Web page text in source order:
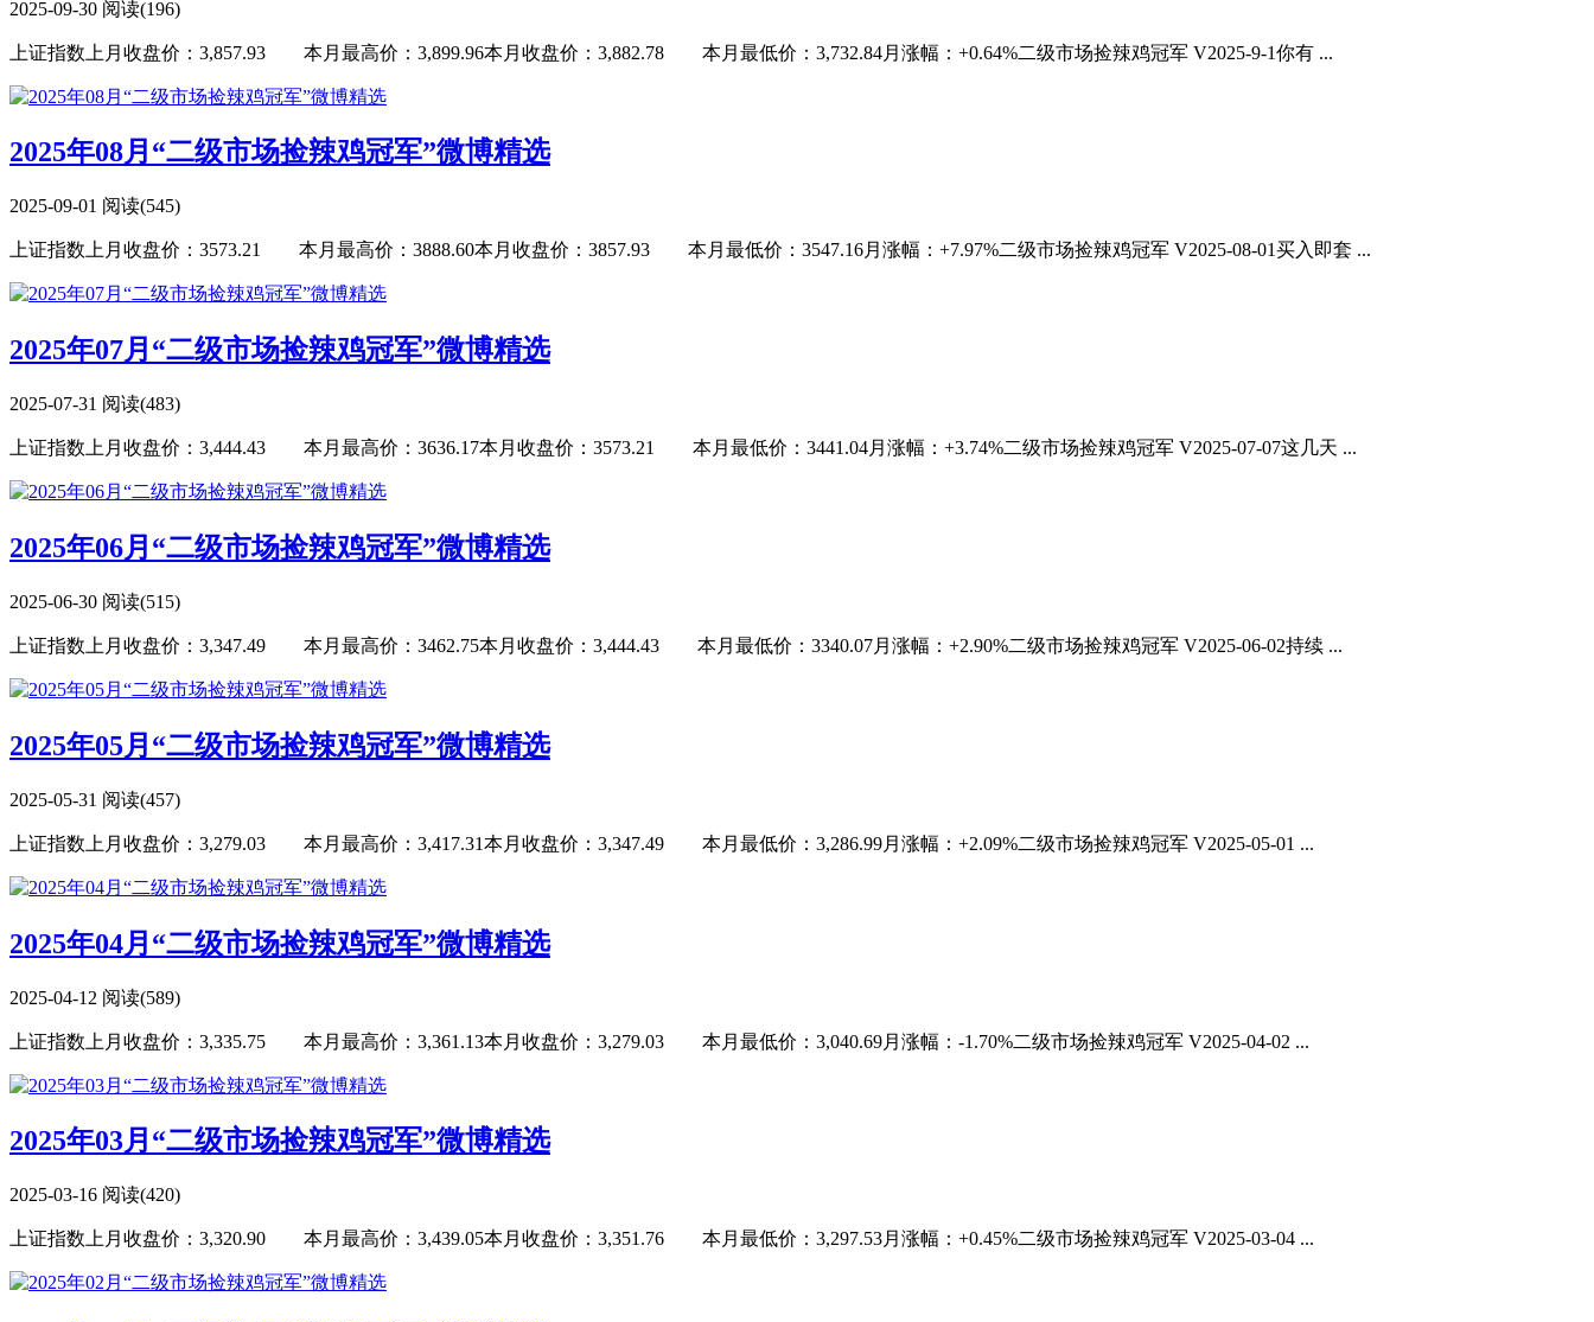
2025-09-30 阅读(196)
上证指数上月收盘价：3,857.93 本月最高价：3,899.96本月收盘价：3,882.78 本月最低价：3,732.84月涨幅：+0.64%二级市场捡辣鸡冠军 V2025-9-1你有 ...
2025年08月“二级市场捡辣鸡冠军”微博精选
2025-09-01 阅读(545)
上证指数上月收盘价：3573.21 本月最高价：3888.60本月收盘价：3857.93 本月最低价：3547.16月涨幅：+7.97%二级市场捡辣鸡冠军 V2025-08-01买入即套 ...
2025年07月“二级市场捡辣鸡冠军”微博精选
2025-07-31 阅读(483)
上证指数上月收盘价：3,444.43 本月最高价：3636.17本月收盘价：3573.21 本月最低价：3441.04月涨幅：+3.74%二级市场捡辣鸡冠军 V2025-07-07这几天 ...
2025年06月“二级市场捡辣鸡冠军”微博精选
2025-06-30 阅读(515)
上证指数上月收盘价：3,347.49 本月最高价：3462.75本月收盘价：3,444.43 本月最低价：3340.07月涨幅：+2.90%二级市场捡辣鸡冠军 V2025-06-02持续 ...
2025年05月“二级市场捡辣鸡冠军”微博精选
2025-05-31 阅读(457)
上证指数上月收盘价：3,279.03 本月最高价：3,417.31本月收盘价：3,347.49 本月最低价：3,286.99月涨幅：+2.09%二级市场捡辣鸡冠军 V2025-05-01 ...
2025年04月“二级市场捡辣鸡冠军”微博精选
2025-04-12 阅读(589)
上证指数上月收盘价：3,335.75 本月最高价：3,361.13本月收盘价：3,279.03 本月最低价：3,040.69月涨幅：-1.70%二级市场捡辣鸡冠军 V2025-04-02 ...
2025年03月“二级市场捡辣鸡冠军”微博精选
2025-03-16 阅读(420)
上证指数上月收盘价：3,320.90 本月最高价：3,439.05本月收盘价：3,351.76 本月最低价：3,297.53月涨幅：+0.45%二级市场捡辣鸡冠军 V2025-03-04 ...